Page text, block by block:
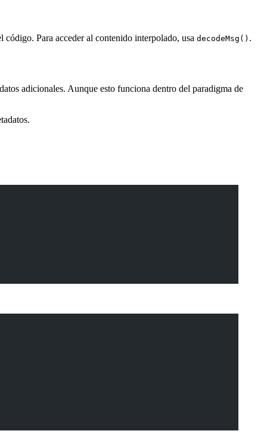
Para acceder al contenido interpolado, usa decodeMsg() .
adicionales. Aunque esto funciona dentro del paradigma de